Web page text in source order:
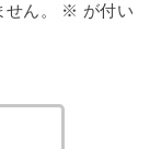
ん。 ※ が付い